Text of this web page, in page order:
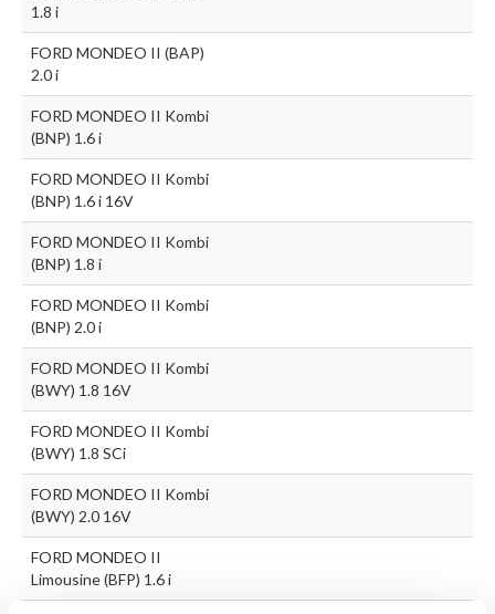
1.8 i
FORD MONDEO II (BAP)
2.0 i
FORD MONDEO II Kombi
(BNP) 1.6 i
FORD MONDEO II Kombi
(BNP) 1.6 i 16V
FORD MONDEO II Kombi
(BNP) 1.8 i
FORD MONDEO II Kombi
(BNP) 2.0 i
FORD MONDEO II Kombi
(BWY) 1.8 16V
FORD MONDEO II Kombi
(BWY) 1.8 SCi
FORD MONDEO II Kombi
(BWY) 2.0 16V
FORD MONDEO II
Limousine (BFP) 1.6 i